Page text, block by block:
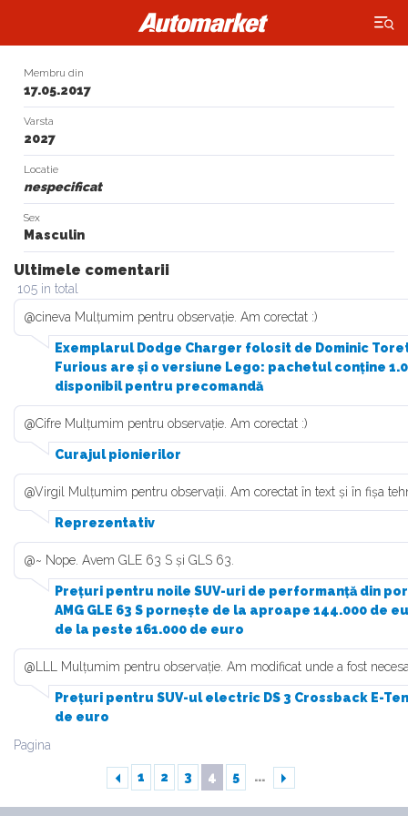
×
Membru din
17.05.2017
Varsta
2027
Locatie
nespecificat
Sex
Masculin
Ultimele comentarii
105 in total
@cineva Mulțumim pentru observație. Am corectat :)
Exemplarul Dodge Charger folosit de Dominic
Furious are și o versiune Lego: pachetul conține
disponibil pentru precomandă
@Cifre Mulțumim pentru observație. Am corectat :)
Curajul pionierilor
@Virgil Mulțumim pentru observații. Am corectat în text și în fișa
Reprezentativ
@~ Nope. Avem GLE 63 S și GLS 63.
Prețuri pentru noile SUV-uri de performanță din
AMG GLE 63 S pornește de la aproape 144.000 de
de la peste 161.000 de euro
@LLL Mulțumim pentru observație. Am modificat unde a fost
Prețuri pentru SUV-ul electric DS 3 Crossback E-
de euro
Pagina
1 2 3 4 5 ...